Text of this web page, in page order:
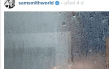
Sex a vztahy
Videa
Sledujte prima+